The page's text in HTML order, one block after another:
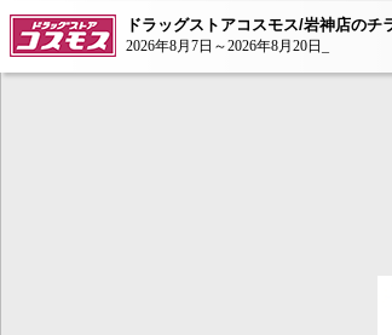
ドラッグストアコスモス/岩神店のチ
2026年8月7日～2026年8月20日_